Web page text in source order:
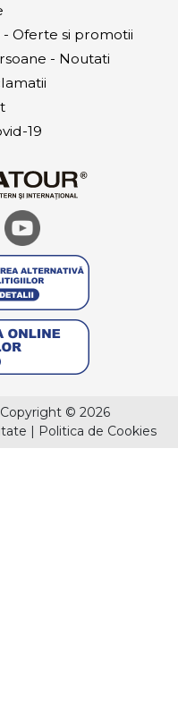
Oferte si promotii
- Noutati
19
Copyright © 2026
| Politica de Cookies